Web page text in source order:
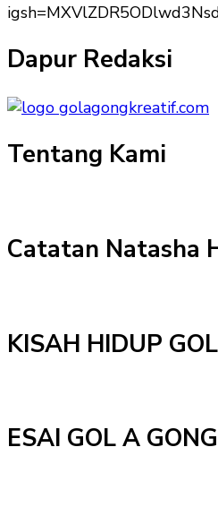
Dapur Redaksi
Tentang Kami
Catatan Natasha
KISAH HIDUP
ESAI GOL A GONG